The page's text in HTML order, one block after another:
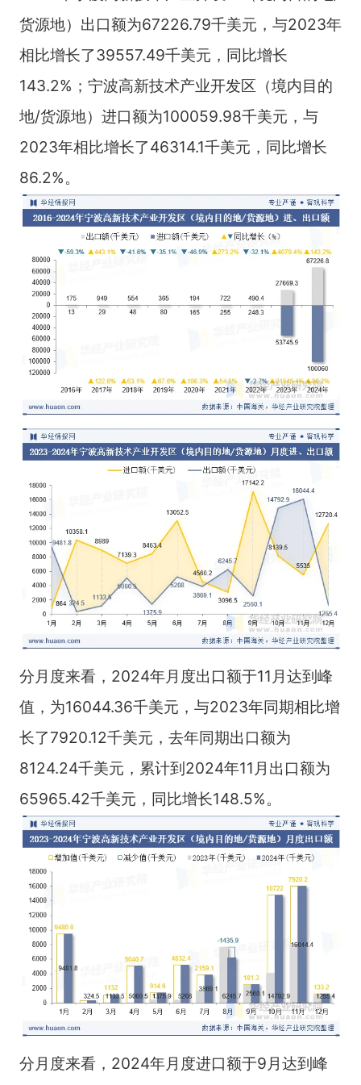
货源地）出口额为67226.79千美元，与2023年
相比增长了39557.49千美元，同比增长
143.2%；宁波高新技术产业开发区（境内目的
地/货源地）进口额为100059.98千美元，与
2023年相比增长了46314.1千美元，同比增长
86.2%。
分月度来看，2024年月度出口额于11月达到峰
值，为16044.36千美元，与2023年同期相比增
长了7920.12千美元，去年同期出口额为
8124.24千美元，累计到2024年11月出口额为
65965.42千美元，同比增长148.5%。
分月度来看，2024年月度进口额于9月达到峰